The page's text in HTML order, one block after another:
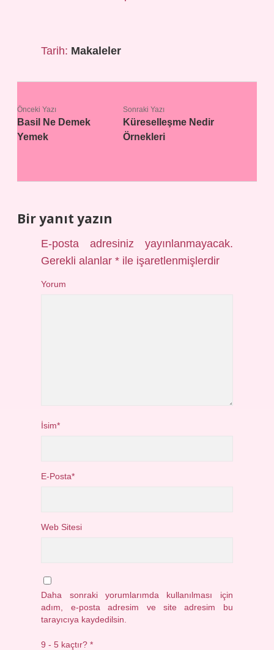
Tarih: Makaleler
Önceki Yazı
Basil Ne Demek
Yemek
Sonraki Yazı
Küreselleşme Nedir
Örnekleri
Bir yanıt yazın
E-posta adresiniz yayınlanmayacak.
Gerekli alanlar* ile işaretlenmişlerdir
Yorum
İsim*
E-Posta*
Web Sitesi
Daha sonraki yorumlarımda kullanılması için
adım, e-posta adresim ve site adresim bu
tarayıcıya kaydedilsin.
9 - 5 kaçtır?*